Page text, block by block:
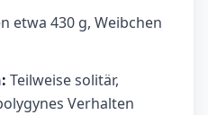
etwa 430 g, Weibchen
Teilweise solitär,
Verhalten